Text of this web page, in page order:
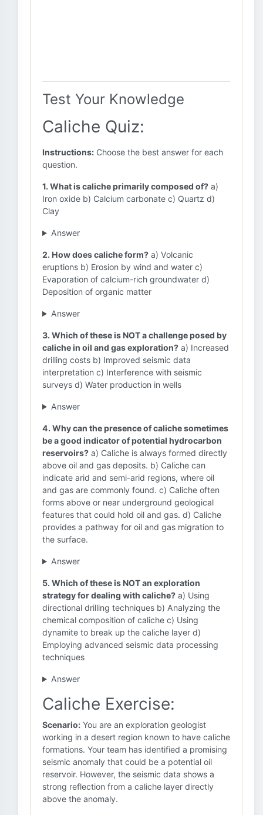
Test Your Knowledge
Caliche Quiz:
Instructions: Choose the best answer for each
question.
1. What is caliche primarily composed of? a)
Iron oxide b) Calcium carbonate c) Quartz d)
Clay
Answer
2. How does caliche form? a) Volcanic
eruptions b) Erosion by wind and water c)
Evaporation of calcium-rich groundwater d)
Deposition of organic matter
Answer
3. Which of these is NOT a challenge posed by
caliche in oil and gas exploration? a) Increased
drilling costs b) Improved seismic data
interpretation c) Interference with seismic
surveys d) Water production in wells
Answer
4. Why can the presence of caliche sometimes
be a good indicator of potential hydrocarbon
reservoirs? a) Caliche is always formed directly
above oil and gas deposits. b) Caliche can
indicate arid and semi-arid regions, where oil
and gas are commonly found. c) Caliche often
forms above or near underground geological
features that could hold oil and gas. d) Caliche
provides a pathway for oil and gas migration to
the surface.
Answer
5. Which of these is NOT an exploration
strategy for dealing with caliche? a) Using
directional drilling techniques b) Analyzing the
chemical composition of caliche c) Using
dynamite to break up the caliche layer d)
Employing advanced seismic data processing
techniques
Answer
Caliche Exercise:
Scenario: You are an exploration geologist
working in a desert region known to have caliche
formations. Your team has identified a promising
seismic anomaly that could be a potential oil
reservoir. However, the seismic data shows a
strong reflection from a caliche layer directly
above the anomaly.